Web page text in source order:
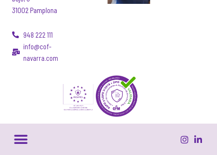
31002 Pamplona
948 222 111
info@cof-
navarra.com